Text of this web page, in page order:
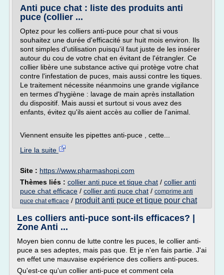
Anti puce chat : liste des produits anti
puce (collier ...
Optez pour les colliers anti-puce pour chat si vous
souhaitez une durée d'efficacité sur huit mois environ. Ils
sont simples d'utilisation puisqu'il faut juste de les insérer
autour du cou de votre chat en évitant de l'étrangler. Ce
collier libère une substance active qui protège votre chat
contre l'infestation de puces, mais aussi contre les tiques.
Le traitement nécessite néanmoins une grande vigilance
en termes d'hygiène : lavage de main après installation
du dispositif. Mais aussi et surtout si vous avez des
enfants, évitez qu'ils aient accès au collier de l'animal.
Viennent ensuite les pipettes anti-puce , cette...
Lire la suite
Site : https://www.pharmashopi.com
Thèmes liés : collier anti puce et tique chat / collier anti
puce chat efficace / collier anti puce chat / comprime anti
puce chat efficace / produit anti puce et tique pour chat
Les colliers anti-puce sont-ils efficaces? |
Zone Anti ...
Moyen bien connu de lutte contre les puces, le collier anti-
puce a ses adeptes, mais pas que. Et je n'en fais partie. J'ai
en effet une mauvaise expérience des colliers anti-puces.
Qu'est-ce qu'un collier anti-puce et comment cela